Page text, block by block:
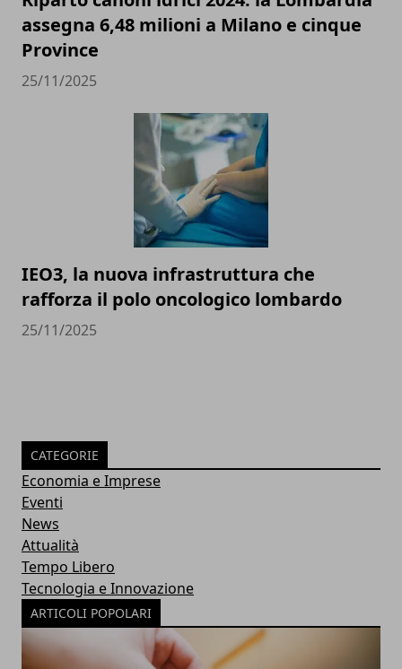
assegna 6,48 milioni a Milano e cinque
Province
25/11/2025
IEO3, la nuova infrastruttura che
rafforza il polo oncologico lombardo
25/11/2025
CATEGORIE
Economia e Imprese
Eventi
News
Attualità
Tempo Libero
Tecnologia e Innovazione
ARTICOLI POPOLARI